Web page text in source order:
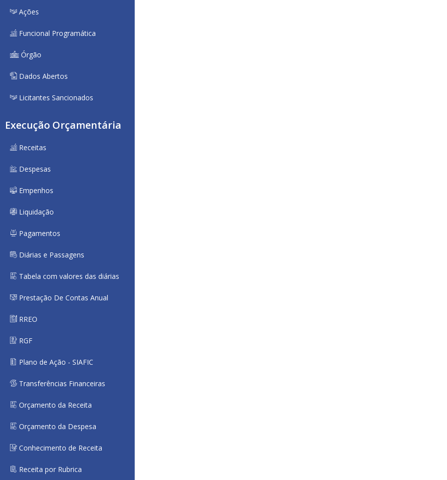
Ações
Funcional Programática
Órgão
Dados Abertos
Licitantes Sancionados
Execução Orçamentária
Receitas
Despesas
Empenhos
Liquidação
Pagamentos
Diárias e Passagens
Tabela com valores das diárias
Prestação De Contas Anual
RREO
RGF
Plano de Ação - SIAFIC
Transferências Financeiras
Orçamento da Receita
Orçamento da Despesa
Conhecimento de Receita
Receita por Rubrica